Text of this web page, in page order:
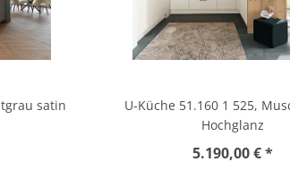
satin
U-Küche 51.160 1 525,
Hochglanz
5.190,00 € *